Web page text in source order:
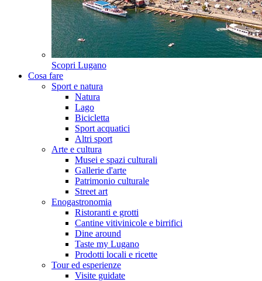
Scopri Lugano
Cosa fare
Sport e natura
Natura
Lago
Bicicletta
Sport acquatici
Altri sport
Arte e cultura
Musei e spazi culturali
Gallerie d'arte
Patrimonio culturale
Street art
Enogastronomia
Ristoranti e grotti
Cantine vitivinicole e birrifici
Dine around
Taste my Lugano
Prodotti locali e ricette
Tour ed esperienze
Visite guidate